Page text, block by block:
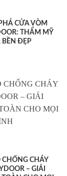
CỬA VÒM
THẨM MỸ
BỀN ĐẸP
CHỐNG CHÁY
– GIẢI